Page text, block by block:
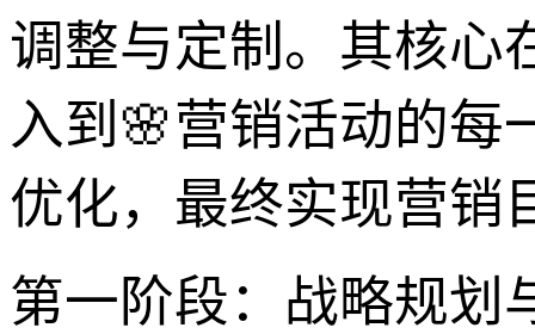
调整与定制。其核心
入到🌸营销活动的每
优化，最终实现营销
第一阶段：战略规划